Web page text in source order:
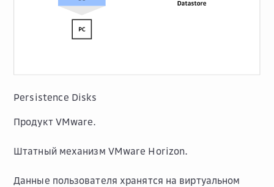
Persistence Disks
Продукт VMware.
Штатный механизм VMware Horizon.
Данные пользователя хранятся на виртуальном